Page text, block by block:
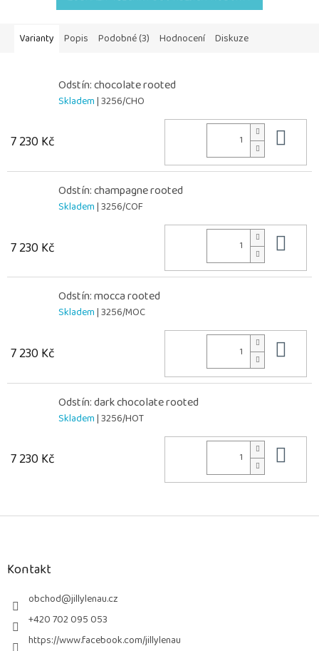
Varianty Popis Podobné (3) Hodnocení Diskuze
Odstín: chocolate rooted
Skladem| 3256/CHO
7 230 Kč
Odstín: champagne rooted
Skladem| 3256/COF
7 230 Kč
Odstín: mocca rooted
Skladem| 3256/MOC
7 230 Kč
Odstín: dark chocolate rooted
Skladem| 3256/HOT
7 230 Kč
Z
Kontakt
obchod@jillylenau.cz
+420 702 095 053
https://www.facebook.com/jillylenau